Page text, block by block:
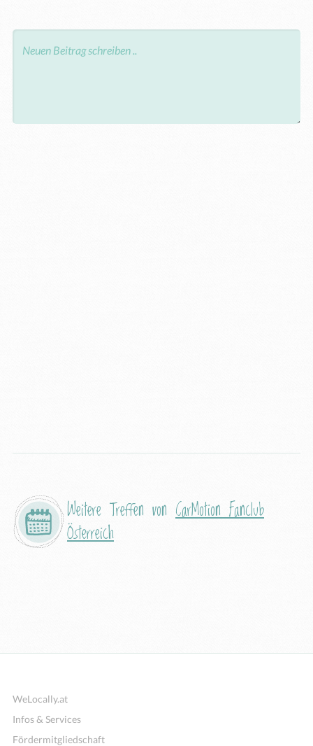
Weitere Treffen von CarMotion Fanclub
Österreich
WeLocally.at
Infos & Services
Fördermitgliedschaft